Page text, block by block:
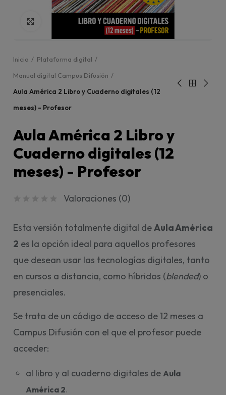
Click para agrandar
Inicio
Plataforma digital
Manual digital Campus Difusión
Aula América 2 Libro y Cuaderno digitales (12
meses) - Profesor
Aula América 2 Libro y
Cuaderno digitales (12
meses) - Profesor
Valoraciones (0)
Esta versión totalmente digital deAula América
2 es la opción ideal para aquellos profesores
que desean usar las tecnologías digitales, tanto
en cursos a distancia, como híbridos (blended) o
presenciales.
Se trata de un código de acceso de 12 meses a
Campus Difusión con el que el profesor puede
acceder:
al libro y al cuaderno digitales de Aula
América 2.